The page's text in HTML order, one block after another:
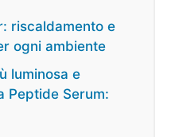
riscaldamento e
ogni ambiente
luminosa e
Peptide Serum: